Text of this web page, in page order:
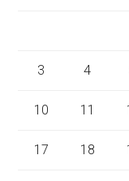
3 4
10 11
17 18